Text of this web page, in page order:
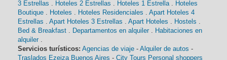
3 Estrellas
Hoteles 2 Estrellas Hoteles 1 Estrella
Hoteles
Boutique
Hoteles Hoteles Residenciales
Apart Hoteles 4
Estrellas
Apart Hoteles 3 Estrellas Apart Hoteles Hostels
Bed & Breakfast
Departamentos en alquiler
Habitaciones en
alquiler
Servicios turísticos: Agencias de viaje - Alquiler de autos -
Traslados Ezeiza Buenos Aires - City Tours Personal shoppers